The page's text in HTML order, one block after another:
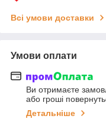
Всі умови доставки
Умови оплати
Ви отримаєте
або гроші
Детальніше